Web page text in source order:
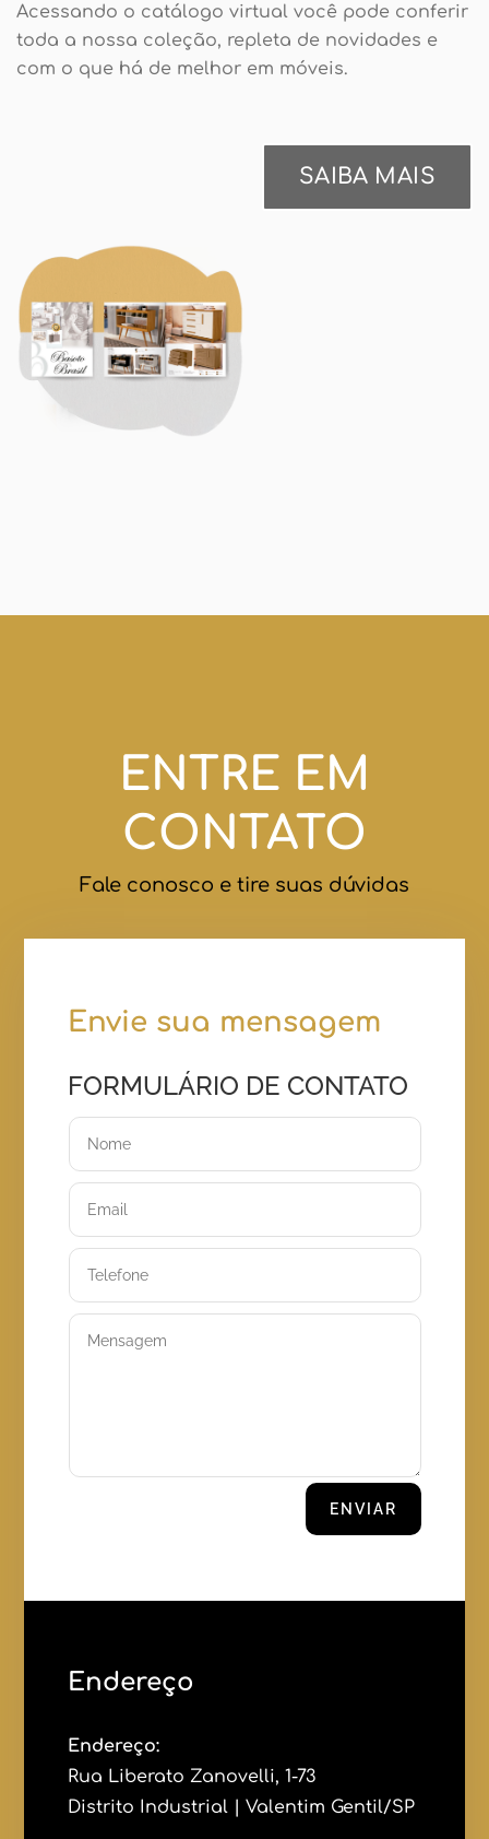
Acessando o catálogo virtual você pode conferir
toda a nossa coleção, repleta de novidades e
com o que há de melhor em móveis.
SAIBA MAIS
ENTRE EM
CONTATO
Fale conosco e tire suas dúvidas
Envie sua mensagem
FORMULÁRIO DE CONTATO
ENVIAR
Endereço
Endereço:
Rua Liberato Zanovelli, 1-73
Distrito Industrial | Valentim Gentil/SP